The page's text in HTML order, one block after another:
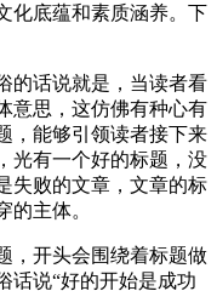
化底蕴和素质涵养。下
的话说就是，当读者看
意思，这仿佛有种心有
，能够引领读者接下来
光有一个好的标题，没
失败的文章，文章的标
的主体。
，开头会围绕着标题做
话说“好的开始是成功